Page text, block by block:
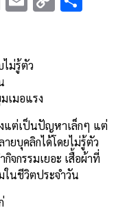
l
ไม่รู้ตัว
เมอแรง
แต่เป็นปัญหาเล็กๆ แต่
ยบุคลิกได้โดยไม่รู้ตัว
กรรมเยอะ เสื้อผ้าที่
นชีวิตประจำวัน